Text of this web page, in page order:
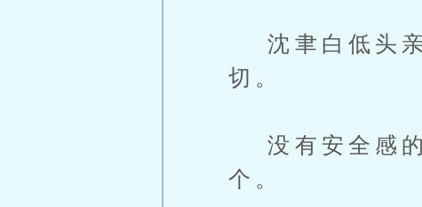
沈聿白低头亲
切。
没有安全感的
个。